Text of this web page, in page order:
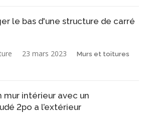
le bas d'une structure de carré
23 mars 2023 Murs et toitures
mur intérieur avec un
2po a l’extérieur